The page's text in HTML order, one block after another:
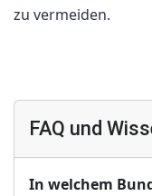
zu vermeiden.
FAQ und
In welchem